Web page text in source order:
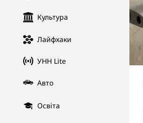
Культура
Лайфхаки
УНН Lite
Авто
Освіта